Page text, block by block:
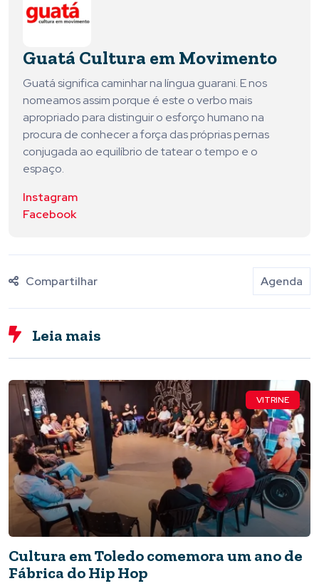
Guatá Cultura em Movimento
Guatá significa caminhar na língua guarani. E nos
nomeamos assim porque é este o verbo mais
apropriado para distinguir o esforço humano na
procura de conhecer a força das próprias pernas
conjugada ao equilíbrio de tatear o tempo e o
espaço.
Instagram
Facebook
Compartilhar Agenda
Leia mais
VITRINE
Cultura em Toledo comemora um ano de
Fábrica do Hip Hop